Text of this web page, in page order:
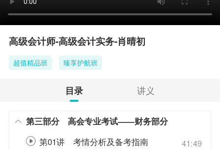
高级会计师-高级会计实务-肖晴初
超值精品班 臻享护航班
目录 讲义
第三部分 高会专业考试——财务部分
41:49
第01讲 考情分析及备考指南